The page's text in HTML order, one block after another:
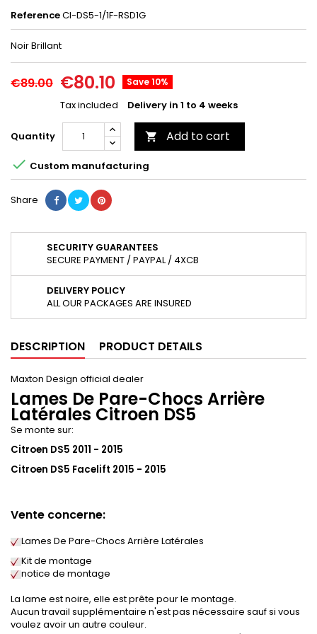
ReferenceCI-DS5-1/1F-RSD1G
Noir Brillant
€89.00 €80.10 Save 10%
Tax included Delivery in 1 to 4 weeks
Quantity  Add to cart
 Custom manufacturing
Share
SECURITY GUARANTEES
SECURE PAYMENT / PAYPAL / 4XCB
DELIVERY POLICY
ALL OUR PACKAGES ARE INSURED
DESCRIPTION PRODUCT DETAILS
Maxton Design official dealer
Lames De Pare-Chocs Arrière
Latérales Citroen DS5
Se monte sur:
Citroen DS5 2011 - 2015
Citroen DS5 Facelift 2015 - 2015
Vente concerne:
Lames De Pare-Chocs Arrière Latérales
Kit de montage
notice de montage
La lame est noire, elle est prête pour le montage.
Aucun travail supplémentaire n'est pas nécessaire sauf si vous
voulez avoir un autre couleur.